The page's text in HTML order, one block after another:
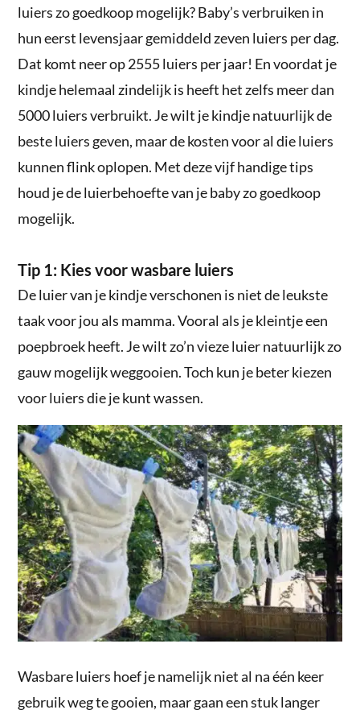
luiers zo goedkoop mogelijk? Baby’s verbruiken in
hun eerst levensjaar gemiddeld zeven luiers per dag.
Dat komt neer op 2555 luiers per jaar! En voordat je
kindje helemaal zindelijk is heeft het zelfs meer dan
5000 luiers verbruikt. Je wilt je kindje natuurlijk de
beste luiers geven, maar de kosten voor al die luiers
kunnen flink oplopen. Met deze vijf handige tips
houd je de luierbehoefte van je baby zo goedkoop
mogelijk.
Tip 1: Kies voor wasbare luiers
De luier van je kindje verschonen is niet de leukste
taak voor jou als mamma. Vooral als je kleintje een
poepbroek heeft. Je wilt zo’n vieze luier natuurlijk zo
gauw mogelijk weggooien. Toch kun je beter kiezen
voor luiers die je kunt wassen.
Wasbare luiers hoef je namelijk niet al na één keer
gebruik weg te gooien, maar gaan een stuk langer